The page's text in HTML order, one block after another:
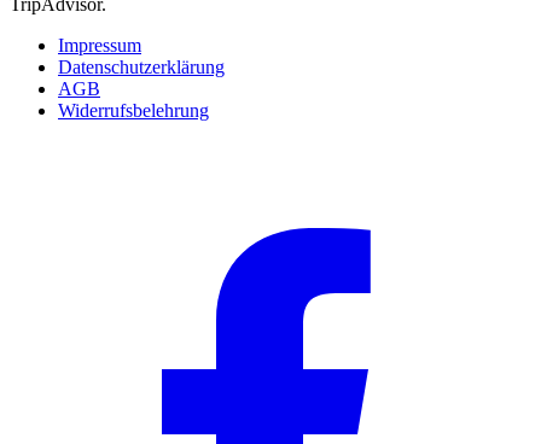
TripAdvisor.
Impressum
Datenschutzerklärung
AGB
Widerrufsbelehrung